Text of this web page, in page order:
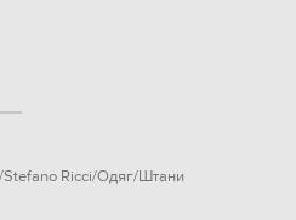
Stefano Ricci Одяг Штани